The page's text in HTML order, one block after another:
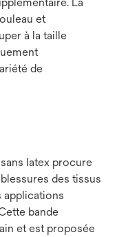
et
à la taille
de
latex procure
des tissus
applications
bande
et est proposée